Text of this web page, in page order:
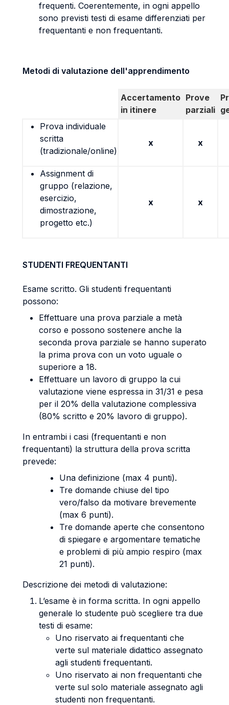
frequenti. Coerentemente, in ogni appello
sono previsti testi di esame differenziati per
frequentanti e non frequentanti.
Metodi di valutazione dell'apprendimento
Accertamento
in itinere
Prove
parziali
Prova individuale
scritta
(tradizionale/online)
x x
Assignment di
gruppo (relazione,
esercizio,
dimostrazione,
progetto etc.)
x x
STUDENTI FREQUENTANTI
Esame scritto. Gli studenti frequentanti
possono:
Effettuare una prova parziale a metà
corso e possono sostenere anche la
seconda prova parziale se hanno superato
la prima prova con un voto uguale o
superiore a 18.
Effettuare un lavoro di gruppo la cui
valutazione viene espressa in 31/31 e pesa
per il 20% della valutazione complessiva
(80% scritto e 20% lavoro di gruppo).
In entrambi i casi (frequentanti e non
frequentanti) la struttura della prova scritta
prevede:
Una definizione (max 4 punti).
Tre domande chiuse del tipo
vero/falso da motivare brevemente
(max 6 punti).
Tre domande aperte che consentono
di spiegare e argomentare tematiche
e problemi di più ampio respiro (max
21 punti).
Descrizione dei metodi di valutazione:
L’esame è in forma scritta. In ogni appello
generale lo studente può scegliere tra due
testi di esame:
Uno riservato ai frequentanti che
verte sul materiale didattico assegnato
agli studenti frequentanti.
Uno riservato ai non frequentanti che
verte sul solo materiale assegnato agli
studenti non frequentanti.